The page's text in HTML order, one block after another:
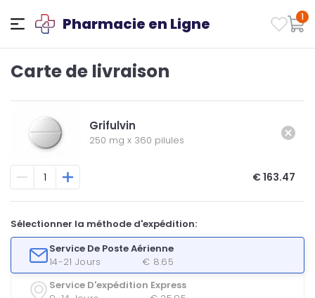
Pharmacie en Ligne 1
Carte de livraison
Grifulvin
250 mg x 360 pilules
€ 163.47
Sélectionner la méthode d'expédition:
Service De Poste Aérienne
14-21 Jours
€ 8.65
Service D'expédition Express